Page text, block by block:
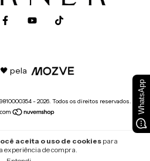
aceita o uso de cookiespara
experiência de compra.
WhatsApp
pela
- 2026. Todos os direitos reservados.